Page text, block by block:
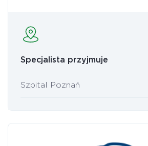
Specjalista przyjmuje
Szpital Poznań